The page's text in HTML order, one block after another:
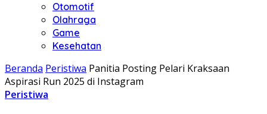
Otomotif
Olahraga
Game
Kesehatan
Beranda Peristiwa Panitia Posting Pelari Kraksaan
Aspirasi Run 2025 di Instagram
Peristiwa